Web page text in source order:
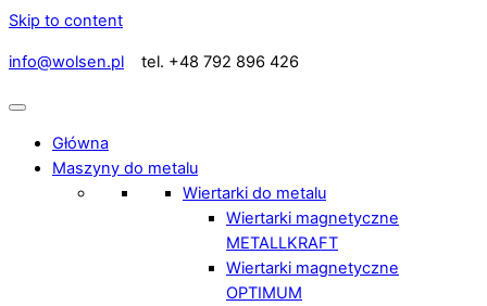
Skip to content
info@wolsen.pl tel. +48 792 896 426
Główna
Maszyny do metalu
Wiertarki do metalu
Wiertarki magnetyczne
METALLKRAFT
Wiertarki magnetyczne
OPTIMUM